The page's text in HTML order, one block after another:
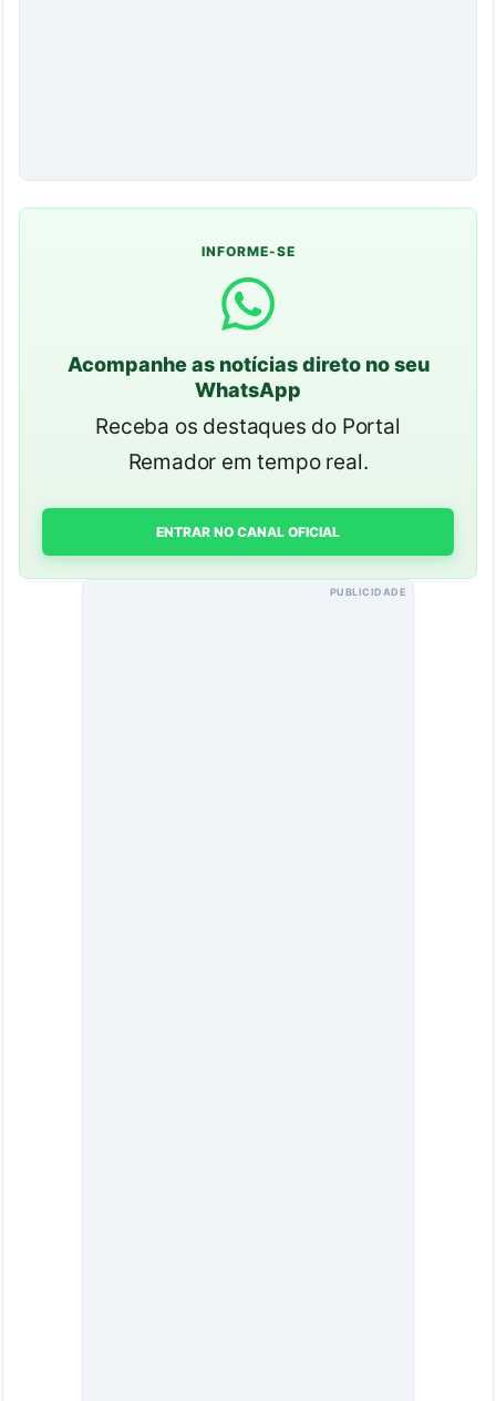
INFORME-SE
Acompanhe as notícias direto no seu
WhatsApp
Receba os destaques do Portal
Remador em tempo real.
ENTRAR NO CANAL OFICIAL
PUBLICIDADE